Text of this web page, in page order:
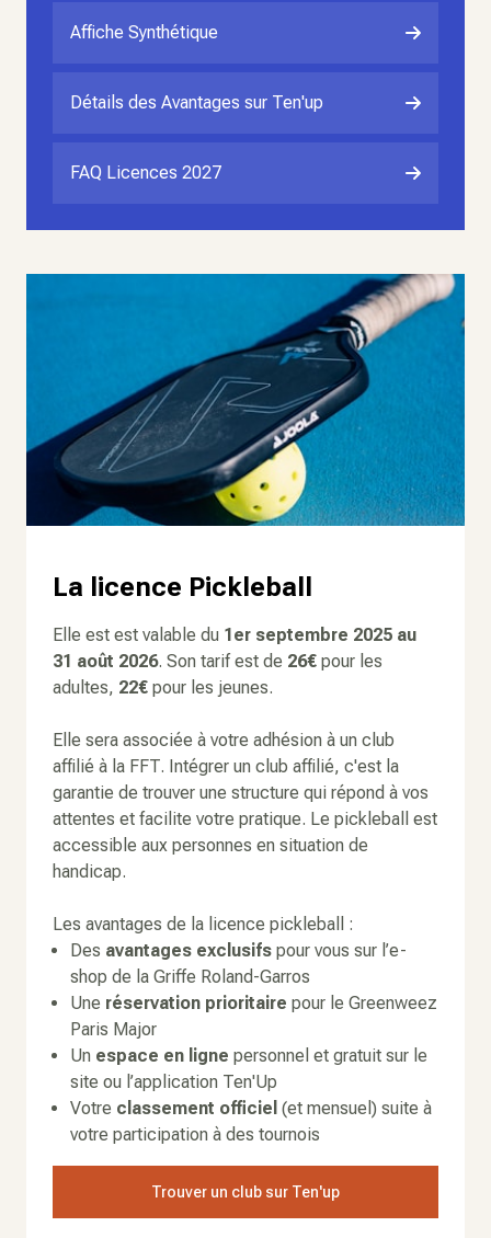
Affiche Synthétique
Détails des Avantages sur Ten'up
FAQ Licences 2027
La licence Pickleball
Elle est est valable du 1er septembre 2025 au
31 août 2026. Son tarif est de 26€ pour les
adultes, 22€ pour les jeunes.
Elle sera associée à votre adhésion à un club
affilié à la FFT. Intégrer un club affilié, c'est la
garantie de trouver une structure qui répond à vos
attentes et facilite votre pratique. Le pickleball est
accessible aux personnes en situation de
handicap.
Les avantages de la licence pickleball :
Des avantages exclusifs pour vous sur l’e-
shop de la Griffe Roland-Garros
Une réservation prioritaire pour le Greenweez
Paris Major
Un espace en ligne personnel et gratuit sur le
site ou l’application Ten'Up
Votre classement officiel (et mensuel) suite à
votre participation à des tournois
Trouver un club sur Ten'up